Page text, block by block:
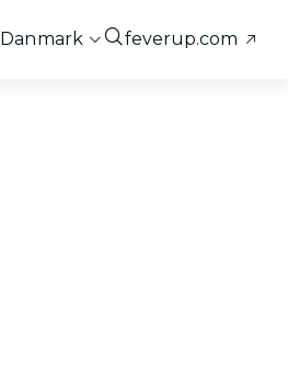
Danmark feverup.com